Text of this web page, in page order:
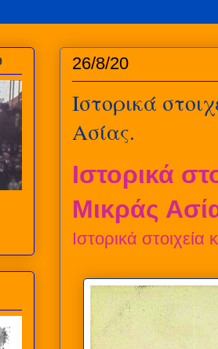
26/8/20
Ιστορικά
Ασίας.
Ιστορικά
Μικράς
Ιστορικά